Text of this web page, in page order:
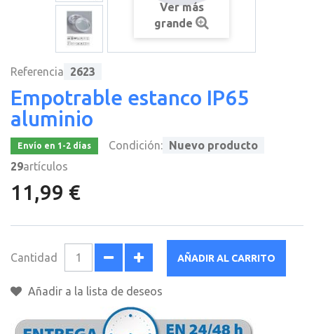
Ver más
grande
Referencia 2623
Empotrable estanco IP65
aluminio
Envío en 1-2 días Condición: Nuevo producto
29artículos
11,99 €
Cantidad AÑADIR AL CARRITO
Añadir a la lista de deseos